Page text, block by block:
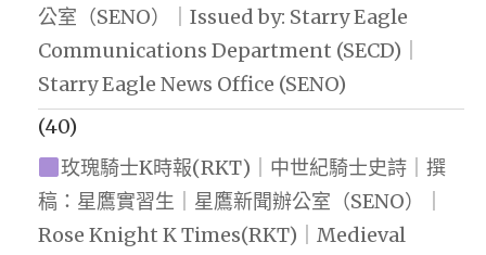
公室（SENO）｜Issued by: Starry Eagle
Communications Department (SECD)｜
Starry Eagle News Office (SENO)
(40)
玫瑰騎士K時報(RKT)｜中世紀騎士史詩｜撰
稿：星鷹實習生｜星鷹新聞辦公室（SENO）｜
Rose Knight K Times(RKT)｜Medieval